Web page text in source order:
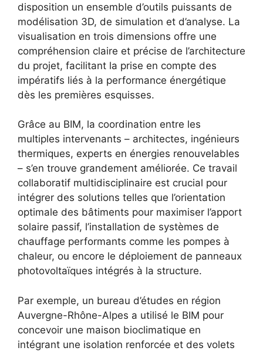
disposition un ensemble d’outils puissants de
modélisation 3D, de simulation et d’analyse. La
visualisation en trois dimensions offre une
compréhension claire et précise de l’architecture
du projet, facilitant la prise en compte des
impératifs liés à la performance énergétique
dès les premières esquisses.
Grâce au BIM, la coordination entre les
multiples intervenants – architectes, ingénieurs
thermiques, experts en énergies renouvelables
– s’en trouve grandement améliorée. Ce travail
collaboratif multidisciplinaire est crucial pour
intégrer des solutions telles que l’orientation
optimale des bâtiments pour maximiser l’apport
solaire passif, l’installation de systèmes de
chauffage performants comme les pompes à
chaleur, ou encore le déploiement de panneaux
photovoltaïques intégrés à la structure.
Par exemple, un bureau d’études en région
Auvergne-Rhône-Alpes a utilisé le BIM pour
concevoir une maison bioclimatique en
intégrant une isolation renforcée et des volets